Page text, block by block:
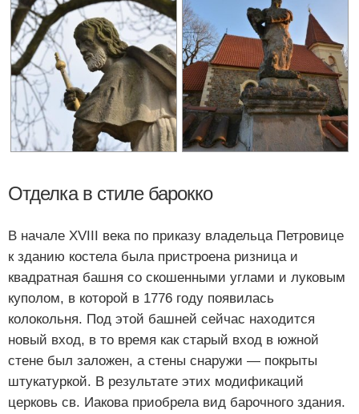
Отделка в стиле барокко
В начале XVIII века по приказу владельца Петровице
к зданию костела была пристроена ризница и
квадратная башня со скошенными углами и луковым
куполом, в которой в 1776 году появилась
колокольня. Под этой башней сейчас находится
новый вход, в то время как старый вход в южной
стене был заложен, а стены снаружи — покрыты
штукатуркой. В результате этих модификаций
церковь св. Иакова приобрела вид барочного здания.